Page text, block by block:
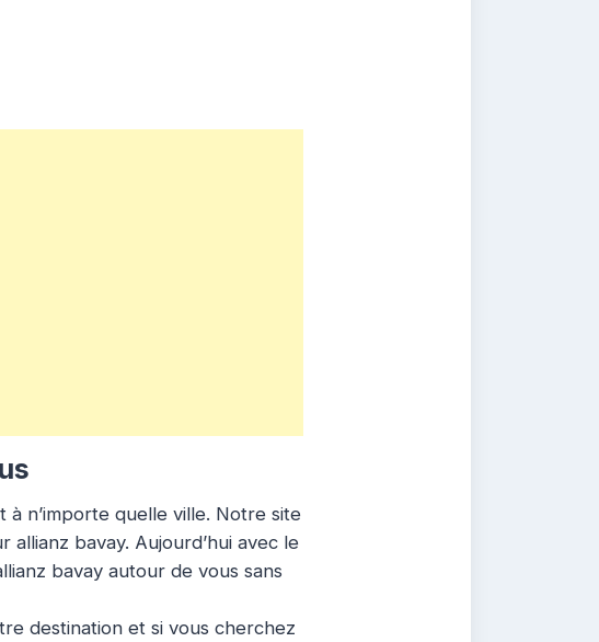
n’importe quelle ville. Notre site
bavay. Aujourd’hui avec le
bavay autour de vous sans
destination et si vous cherchez